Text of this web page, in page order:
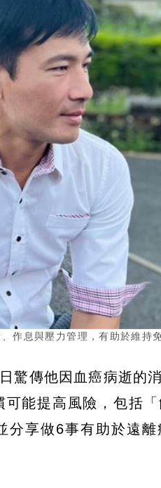
作息與壓力管理，有助於維持
驚傳他因血癌病逝的
能提高風險，包括
享做6事有助於遠